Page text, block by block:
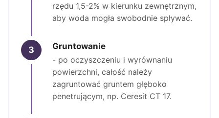
rzędu 1,5-2% w kierunku zewnętrznym,
aby woda mogła swobodnie spływać.
3
Gruntowanie
- po oczyszczeniu i wyrównaniu
powierzchni, całość należy
zagruntować gruntem głęboko
penetrującym, np. Ceresit CT 17.